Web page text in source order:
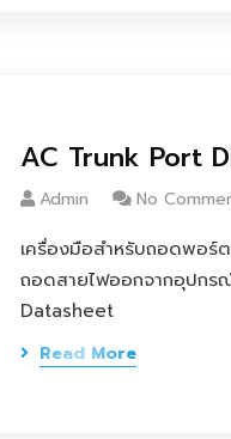
AC Trunk Port
Admin No
เครื่องมือสำหรับถอดพอร์
ถอดสายไฟออกจากอุปกร
Datasheet
Read More